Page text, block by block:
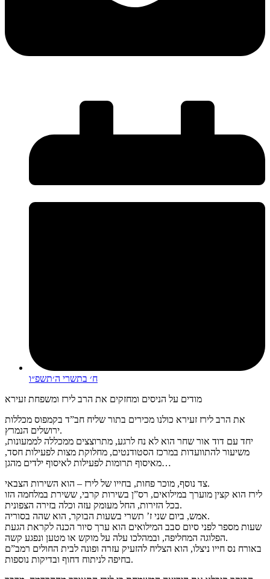
ח׳ בתשרי ה׳תשפ״ו
מודים על הניסים ומחזקים את הרב לירז ומשפחת זעירא
את הרב לירז זעירא כולנו מכירים בתור שליח חב”ד בקמפוס מכללות
ירושלים הנמרץ.
יחד עם דוד אור שחר הוא לא נח לרגע, מתרוצצים ממכללה לממעונות,
משיעור להתוועדות במרכז הסטודנטים, מחלוקת מצות לפעילות חסד,
מאיסוף תרומות לפעילות לאיסוף ילדים מהגן…
צד נוסף, מוכר פחות, בחייו של לירז – הוא השירות הצבאי.
לירז הוא קצין מוערך במילואים, רס”ן בשירות קרבי, ששירת במלחמה הזו
בכל הזירות, החל מעומק עזה וכלה בזירה הצפונית.
אמש, ביום שני ז’ תשרי בשעות הבוקר, הוא שהה בסוריה.
שעות מספר לפני סיום סבב המילואים הוא ערך סיור הכנה לקראת הגעת
הפלוגה המחליפה, ובמהלכו עלה על מוקש או מטען ונפגע קשה.
באורח נס חייו ניצלו, הוא הצליח להזעיק עזרה ופונה לבית החולים רמב”ם
בחיפה לניתוח דחוף ובדיקות נוספות.